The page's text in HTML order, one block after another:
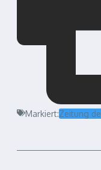
Markiert:Zeitung